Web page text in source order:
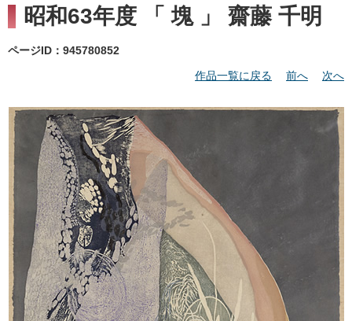
昭和63年度 「 塊 」 齋藤 千明
ページID：945780852
作品一覧に戻る
前へ 次へ